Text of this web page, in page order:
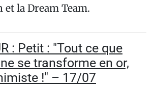
et la Dream Team.
: Petit : "Tout ce que
se transforme en or,
!" – 17/07